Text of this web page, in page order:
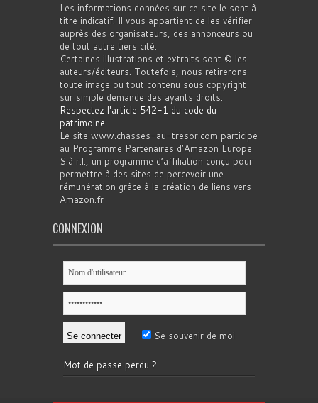
Les informations données sur ce site le sont à
titre indicatif. Il vous appartient de les vérifier
auprès des organisateurs, des annonceurs ou
de tout autre tiers cité.
Certaines illustrations et extraits sont © les
auteurs/éditeurs. Toutefois, nous retirerons
toute image ou tout contenu sous copyright
sur simple demande des ayants droits.
Respectez l'article 542-1 du code du
patrimoine
Le site www.chasses-au-tresor.com participe
au Programme Partenaires d’Amazon Europe
S.à r.l., un programme d’affiliation conçu pour
permettre à des sites de percevoir une
rémunération grâce à la création de liens vers
Amazon.fr
CONNEXION
Se souvenir de moi
Mot de passe perdu ?